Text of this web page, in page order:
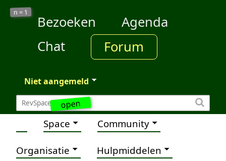
open
n = 1
Bezoeken
Agenda
Chat
Forum
Niet aangemeld
Space Community
Organisatie Hulpmiddelen